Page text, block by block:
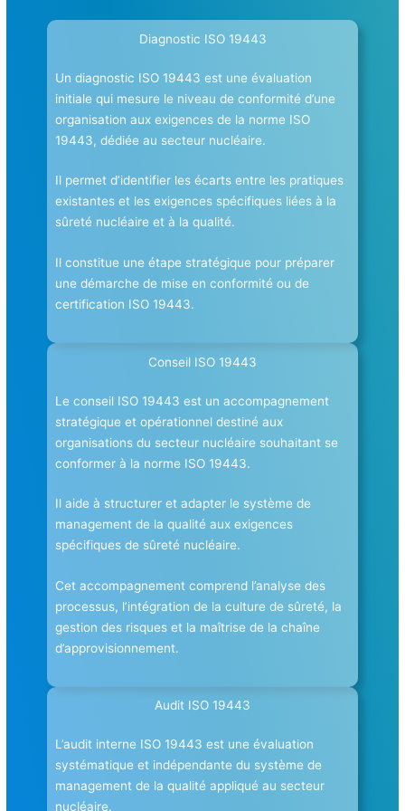
Diagnostic ISO 19443
Un diagnostic ISO 19443 est une évaluation
initiale qui mesure le niveau de conformité d’une
organisation aux exigences de la norme ISO
19443, dédiée au secteur nucléaire.
Il permet d’identifier les écarts entre les pratiques
existantes et les exigences spécifiques liées à la
sûreté nucléaire et à la qualité.
Il constitue une étape stratégique pour préparer
une démarche de mise en conformité ou de
certification ISO 19443.
Conseil ISO 19443
Le conseil ISO 19443 est un accompagnement
stratégique et opérationnel destiné aux
organisations du secteur nucléaire souhaitant se
conformer à la norme ISO 19443.
Il aide à structurer et adapter le système de
management de la qualité aux exigences
spécifiques de sûreté nucléaire.
Cet accompagnement comprend l’analyse des
processus, l’intégration de la culture de sûreté, la
gestion des risques et la maîtrise de la chaîne
d’approvisionnement.
Audit ISO 19443
L’audit interne ISO 19443 est une évaluation
systématique et indépendante du système de
management de la qualité appliqué au secteur
nucléaire.